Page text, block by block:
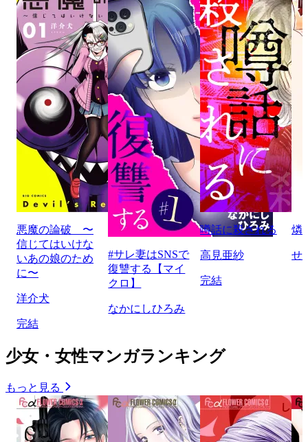
悪魔の論破 〜
信じてはいけな
いあの娘のため
に〜
洋介犬
完結
#サレ妻はSNSで
復讐する【マイ
クロ】
なかにしひろみ
噂話に殺される
高見亜紗
完結
燐
せ
少女・女性マンガランキング
もっと見る